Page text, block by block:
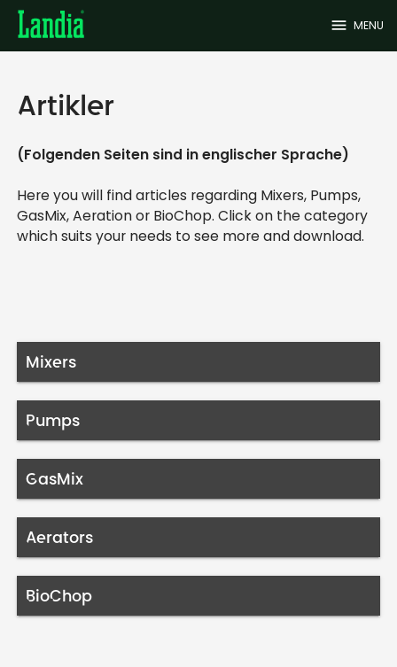
menu MENU
Artikler
(Folgenden Seiten sind in englischer Sprache)
Here you will find articles regarding Mixers, Pumps,
GasMix, Aeration or BioChop. Click on the category
which suits your needs to see more and download.
Mixers
Pumps
GasMix
Aerators
BioChop